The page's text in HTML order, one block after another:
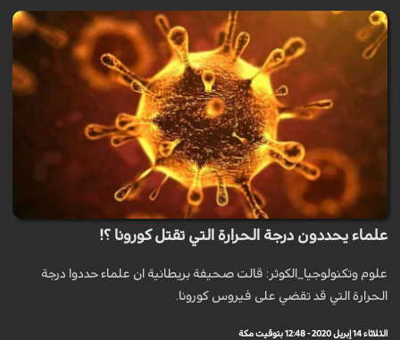
علماء يحددون درجة الحرارة التي تقتل كورونا ؟!
علوم وتكنولوجيا_الكوثر: قالت صحيفة بريطانية ان علماء حددوا درجة
الحرارة التي قد تقضي على فيروس كورونا.
الثلاثاء 14 إبريل 2020 - 12:48 بتوقيت مكة